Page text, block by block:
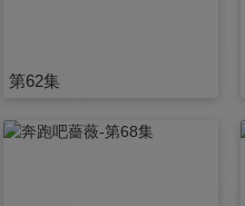
第62集